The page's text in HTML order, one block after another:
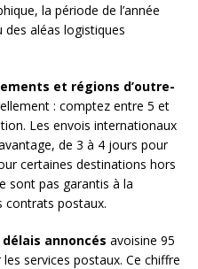
la période de l’année
des aléas logistiques
et régions d’outre-
: comptez entre 5 et
Les envois internationaux
de 3 à 4 jours pour
certaines destinations hors
sont pas garantis à la
contrats postaux.
annoncés avoisine 95
services postaux. Ce chiffre